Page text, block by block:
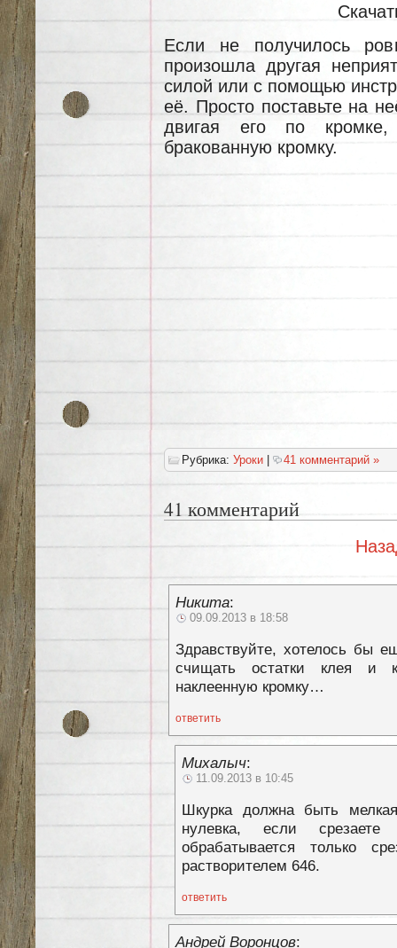
Если не получилось
произошла другая
силой или с помощью
её. Просто поставьте на
двигая его по кромке,
бракованную кромку.
Рубрика: Уроки 41 комментарий »
41 комментарий
Никита:
09.09.2013 в 18:58
Здравствуйте, хотелось бы
счищать остатки клея и
наклеенную кромку…
ответить
Михалыч:
11.09.2013 в 10:45
Шкурка должна быть
нулевка, если
обрабатывается только
растворителем 646.
ответить
Андрей Воронцов: